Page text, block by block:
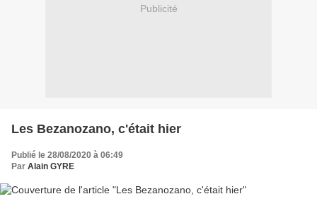
Publicité
Les Bezanozano, c'était hier
Publié le 28/08/2020 à 06:49
Par Alain GYRE